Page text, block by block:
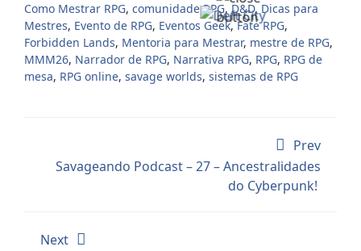
Como Mestrar RPG, comunidade RPG, D&D,Dicas para
Mestres, Evento de RPG, Eventos Geek,Fate RPG,
Forbidden Lands, Mentoria para Mestrar, mestre de RPG,
MMM26, Narrador de RPG, Narrativa RPG, RPG, RPG de
mesa, RPG online, savage worlds, sistemas de RPG
Prev
Savageando Podcast – 27 – Ancestralidades
do Cyberpunk!
Next